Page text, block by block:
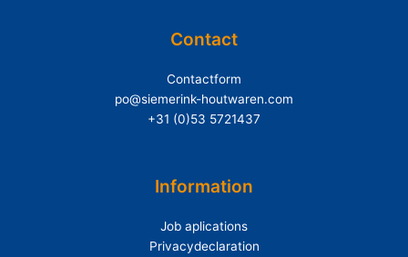
Contact
Contactform
po@siemerink-houtwaren.com
+31 (0)53 5721437
Information
Job aplications
Privacydeclaration